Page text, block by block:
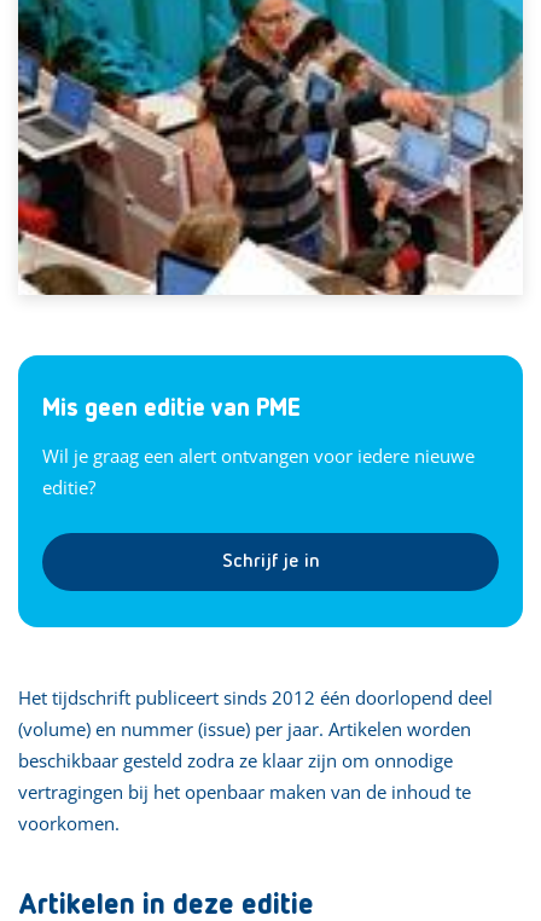
Mis geen editie van PME
Wil je graag een alert ontvangen voor iedere nieuwe
editie?
Schrijf je in
Het tijdschrift publiceert sinds 2012 één doorlopend deel
(volume) en nummer (issue) per jaar. Artikelen worden
beschikbaar gesteld zodra ze klaar zijn om onnodige
vertragingen bij het openbaar maken van de inhoud te
voorkomen.
Artikelen in deze editie